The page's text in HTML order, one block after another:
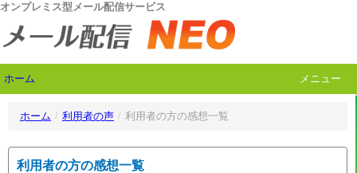
オンプレミス型メール配信サービス
ホーム メニュー
ホーム / 利用者の声 / 利用者の方の感想一覧
利用者の方の感想一覧